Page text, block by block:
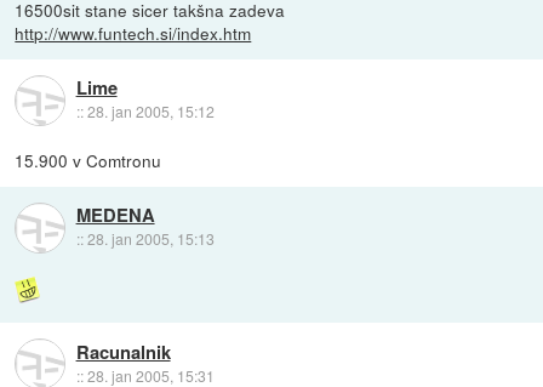
16500sit stane sicer takšna zadeva
http://www.funtech.si/index.htm
Lime
::28. jan 2005, 15:12
15.900 v Comtronu
MEDENA
::28. jan 2005, 15:13
Racunalnik
::28. jan 2005, 15:31